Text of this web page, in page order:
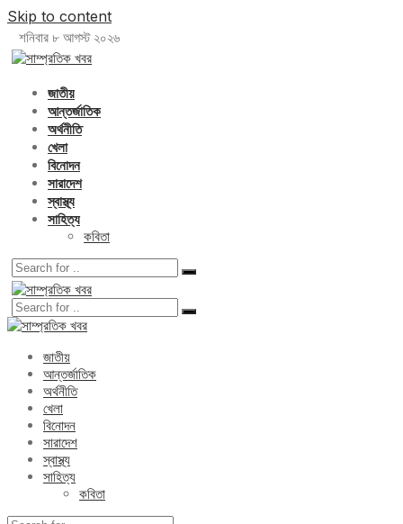
Skip to content
শনিবার ৮ আগস্ট ২০২৬
জাতীয়
আন্তর্জাতিক
অর্থনীতি
খেলা
বিনোদন
সারাদেশ
স্বাস্থ্য
সাহিত্য
কবিতা
জাতীয়
আন্তর্জাতিক
অর্থনীতি
খেলা
বিনোদন
সারাদেশ
স্বাস্থ্য
সাহিত্য
কবিতা